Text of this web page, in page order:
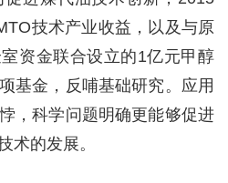
技术产业收益，以及与原
资金联合设立的1亿元甲醇
基金，反哺基础研究。应用
，科学问题明确更能够促进
术的发展。